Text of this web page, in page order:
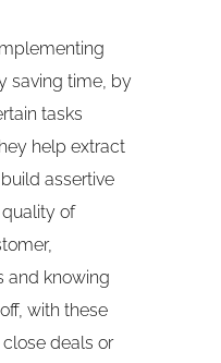
saving time, by
tasks
help extract
assertive
of
and knowing
with these
deals or